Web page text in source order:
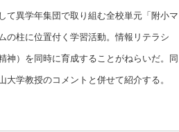
て異学年集団で取り組む全校単元「附小マ
の柱に位置付く学習活動。情報リテラシ
神）を同時に育成することがねらいだ。同
学教授のコメントと併せて紹介する。